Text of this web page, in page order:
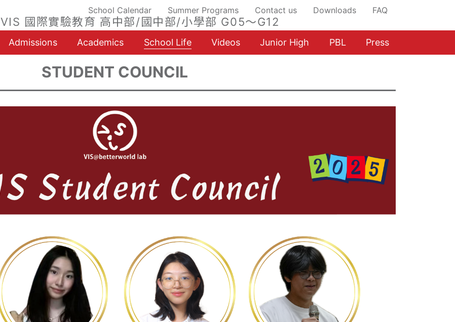
School Calendar Summer Programs Contact us Downloads FAQ
VIS 國際實驗教育 高中部/國中部/小學部 G05～G12
Admissions Academics School Life Videos Junior High PBL Press
STUDENT COUNCIL